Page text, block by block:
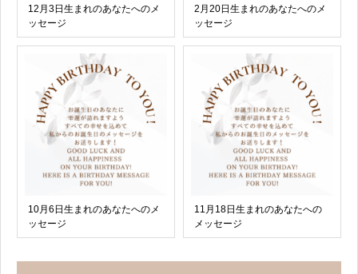
12月3日生まれのあなたへのメ
ッセージ
2月20日生まれのあなたへのメ
ッセージ
10月6日生まれのあなたへのメ
ッセージ
11月18日生まれのあなたへの
メッセージ